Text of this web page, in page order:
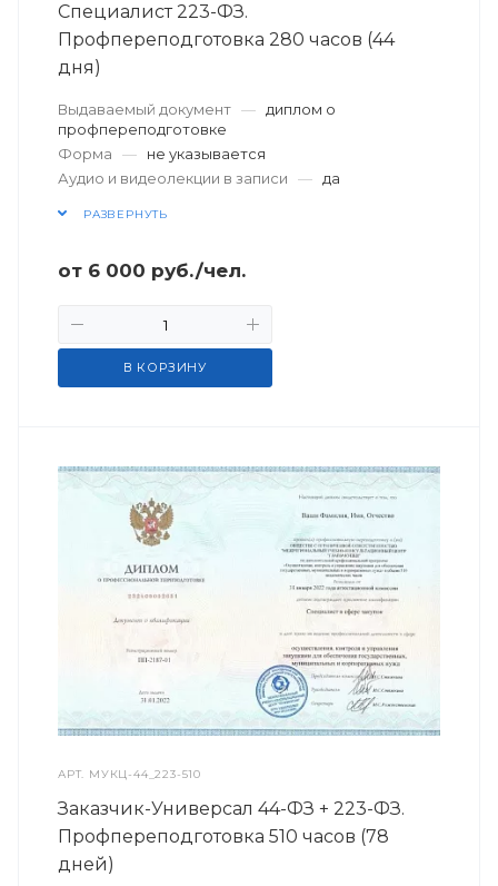
Специалист 223-ФЗ.
Профпереподготовка 280 часов (44
дня)
Выдаваемый документ — диплом о
профпереподготовке
Форма
—
не указывается
Аудио и видеолекции в записи
— да
РАЗВЕРНУТЬ
от 6 000 руб./чел.
В КОРЗИНУ
АРТ. МУКЦ-44_223-510
Заказчик-Универсал 44-ФЗ + 223-ФЗ.
Профпереподготовка 510 часов (78
дней)